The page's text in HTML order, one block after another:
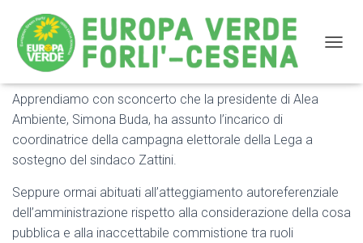
Comunicato su nomina Simona Buda a coordinatrice
campagna elettorale Lega Nord
Apprendiamo con sconcerto che la presidente di Alea
Ambiente, Simona Buda, ha assunto l’incarico di
coordinatrice della campagna elettorale della Lega a
sostegno del sindaco Zattini.
Seppure ormai abituati all’atteggiamento autoreferenziale
dell’amministrazione rispetto alla considerazione della cosa
pubblica e alla inaccettabile commistione tra ruoli